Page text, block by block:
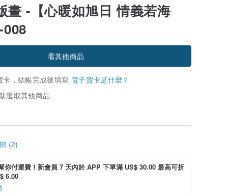
畫 -【心暖如旭日 情義若海
看其他商品
，結帳完成後填寫 電子賀卡是什麼？
選取其他商品
(2)
你付運費！新會員 7 天內於 APP 下單滿 US$ 30.00 最高可折
6.00